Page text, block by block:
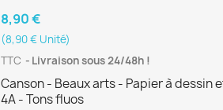
8,90 €
(8,90 € Unité)
TTC
Livraison sous 24/48h !
Canson - Beaux arts - Papier à dessin
4A - Tons fluos